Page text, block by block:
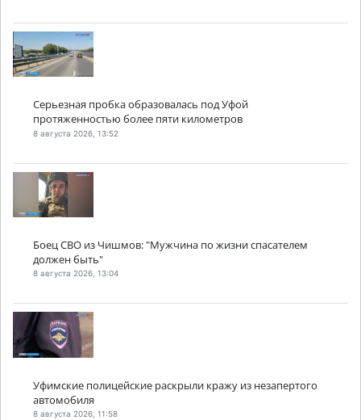
Серьезная пробка образовалась под Уфой
протяженностью более пяти километров
8 августа 2026, 13:52
Боец СВО из Чишмов: "Мужчина по жизни спасателем
должен быть"
8 августа 2026, 13:04
Уфимские полицейские раскрыли кражу из незапертого
автомобиля
8 августа 2026, 11:58